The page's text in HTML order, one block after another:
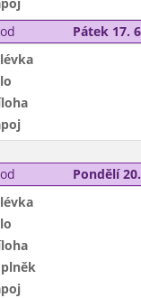
Pátek 17.
Pondělí